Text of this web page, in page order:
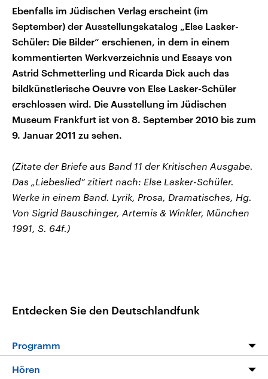
Ebenfalls im Jüdischen Verlag erscheint (im
September) der Ausstellungskatalog „Else Lasker-
Schüler: Die Bilder“ erschienen, in dem in einem
kommentierten Werkverzeichnis und Essays von
Astrid Schmetterling und Ricarda Dick auch das
bildkünstlerische Oeuvre von Else Lasker-Schüler
erschlossen wird. Die Ausstellung im Jüdischen
Museum Frankfurt ist von 8. September 2010 bis zum
9. Januar 2011 zu sehen.
(Zitate der Briefe aus Band 11 der Kritischen Ausgabe.
Das „Liebeslied“ zitiert nach: Else Lasker-Schüler.
Werke in einem Band. Lyrik, Prosa, Dramatisches, Hg.
Von Sigrid Bauschinger, Artemis & Winkler, München
1991, S. 64f.)
Entdecken Sie den Deutschlandfunk
Programm
Hören